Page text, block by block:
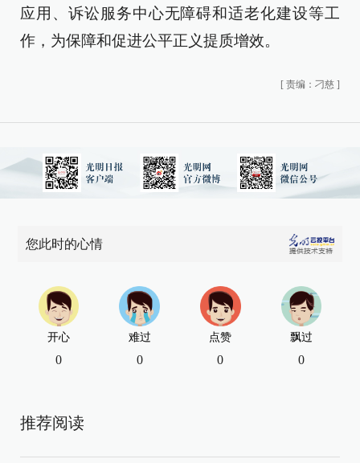
应用、诉讼服务中心无障碍和适老化建设等工
作，为保障和促进公平正义提质增效。
[ 责编：刁慈 ]
您此时的心情
开心
0
难过
0
点赞
0
飘过
0
推荐阅读